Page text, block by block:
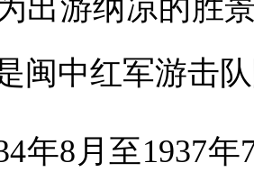
出游纳凉的胜
闽中红军游击
8月至1937年